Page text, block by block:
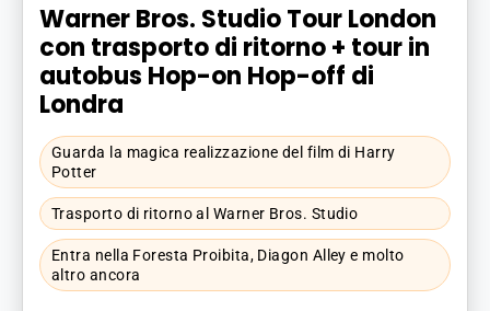
Warner Bros. Studio Tour London
con trasporto di ritorno + tour in
autobus Hop-on Hop-off di
Londra
Guarda la magica realizzazione del film di Harry
Potter
Trasporto di ritorno al Warner Bros. Studio
Entra nella Foresta Proibita, Diagon Alley e molto
altro ancora